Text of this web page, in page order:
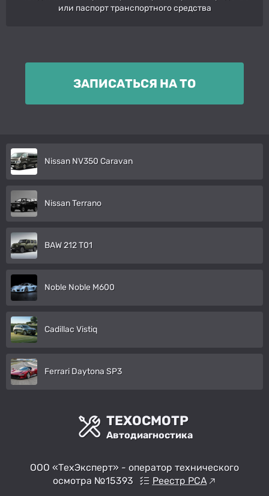
или паспорт транспортного средства
ЗАПИСАТЬСЯ НА ТО
Nissan NV350 Caravan
Nissan Terrano
BAW 212 T01
Noble Noble M600
Cadillac Vistiq
Ferrari Daytona SP3
ТЕХОСМОТР
Автодиагностика
ООО «ТехЭксперт» - оператор технического
осмотра №15393
Реестр РСА